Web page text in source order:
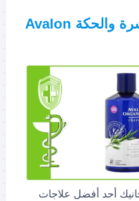
أفضل شامبو للقشرة والحكة Avalon
أحد أفضل علاجات